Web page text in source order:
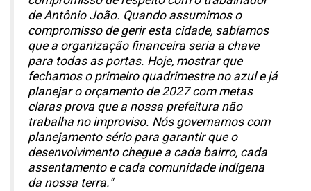
de Antônio João. Quando assumimos o
compromisso de gerir esta cidade, sabíamos
que a organização financeira seria a chave
para todas as portas. Hoje, mostrar que
fechamos o primeiro quadrimestre no azul e já
planejar o orçamento de 2027 com metas
claras prova que a nossa prefeitura não
trabalha no improviso. Nós governamos com
planejamento sério para garantir que o
desenvolvimento chegue a cada bairro, cada
assentamento e cada comunidade indígena
da nossa terra."